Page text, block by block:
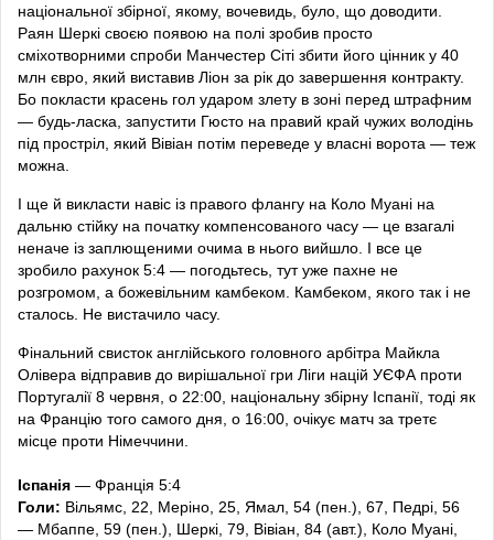
національної збірної, якому, вочевидь, було, що доводити.
Раян Шеркі своєю появою на полі зробив просто
сміхотворними спроби Манчестер Сіті збити його цінник у 40
млн євро, який виставив Ліон за рік до завершення контракту.
Бо покласти красень гол ударом злету в зоні перед штрафним
— будь-ласка, запустити Гюсто на правий край чужих володінь
під простріл, який Вівіан потім переведе у власні ворота — теж
можна.
І ще й викласти навіс із правого флангу на Коло Муані на
дальню стійку на початку компенсованого часу — це взагалі
неначе із заплющеними очима в нього вийшло. І все це
зробило рахунок 5:4 — погодьтесь, тут уже пахне не
розгромом, а божевільним камбеком. Камбеком, якого так і не
сталось. Не вистачило часу.
Фінальний свисток англійського головного арбітра Майкла
Олівера відправив до вирішальної гри Ліги націй УЄФА проти
Португалії 8 червня, о 22:00, національну збірну Іспанії, тоді як
на Францію того самого дня, о 16:00, очікує матч за третє
місце проти Німеччини.
Іспанія — Франція 5:4
Голи: Вільямс, 22, Меріно, 25, Ямал, 54 (пен.), 67, Педрі, 56
— Мбаппе, 59 (пен.), Шеркі, 79, Вівіан, 84 (авт.), Коло Муані,